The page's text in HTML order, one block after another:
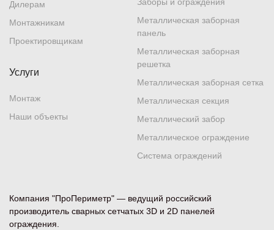
Компания "ПроПериметр" — ведущий российский
производитель сварных сетчатых 3D и 2D панелей
ограждения.
Металлическая заборная
панель
Металлическая заборная
решетка
Металлическая заборная сетка
Металлическая секция
Металлический забор
Металлическое ограждение
Система ограждений
Дилерам
Монтажникам
Проектировщикам
Услуги
Монтаж
Наши объекты